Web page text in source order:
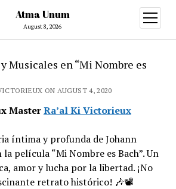
Atma Unum
August 8, 2026
open
menu
Musicales en “Mi Nombre es
ON AUGUST 4, 2020
MasterRa’al Ki Victorieux
íntima y profunda de Johann
la película “Mi Nombre es Bach”. Un
amor y lucha por la libertad. ¡No
retrato histórico! 🎶📽️